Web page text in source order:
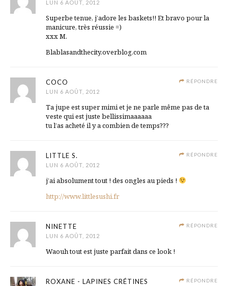
LUN 6 AOÛT, 2012
Superbe tenue, j’adore les baskets!! Et bravo pour la
manicure, très réussie =)
xxx M.
Blablasandthecity.overblog.com
RÉPONDRE
COCO
LUN 6 AOÛT, 2012
Ta jupe est super mimi et je ne parle même pas de ta
veste qui est juste bellissimaaaaaa
tu l’as acheté il y a combien de temps???
RÉPONDRE
LITTLE S.
LUN 6 AOÛT, 2012
j’ai absolument tout ! des ongles au pieds !
http://www.littlesushi.fr
RÉPONDRE
NINETTE
LUN 6 AOÛT, 2012
Waouh tout est juste parfait dans ce look !
RÉPONDRE
ROXANE - LAPINES CRÉTINES